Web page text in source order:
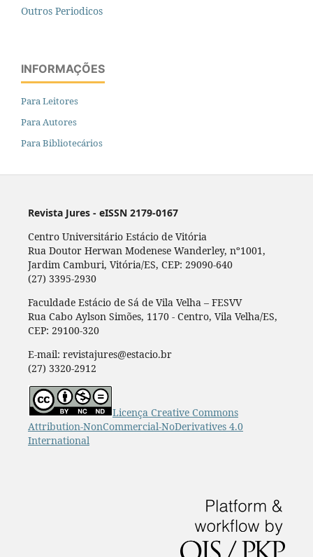
Outros Periodicos
INFORMAÇÕES
Para Leitores
Para Autores
Para Bibliotecários
Revista Jures - eISSN 2179-0167
Centro Universitário Estácio de Vitória
Rua Doutor Herwan Modenese Wanderley, nº1001,
Jardim Camburi, Vitória/ES, CEP: 29090-640
(27) 3395-2930
Faculdade Estácio de Sá de Vila Velha – FESVV
Rua Cabo Aylson Simões, 1170 - Centro, Vila Velha/ES,
CEP: 29100-320
E-mail: revistajures@estacio.br
(27) 3320-2912
Licença Creative Commons
Attribution-NonCommercial-NoDerivatives 4.0
International